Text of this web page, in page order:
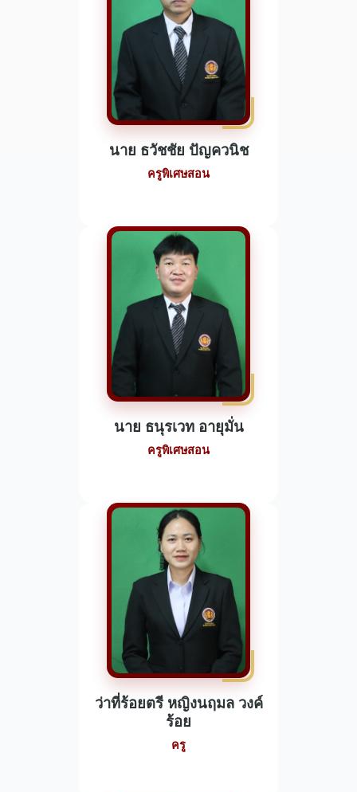
นาย ธวัชชัย ปัญควนิช
ครูพิเศษสอน
นาย ธนุรเวท อายุมั่น
ครูพิเศษสอน
ว่าที่ร้อยตรี หญิงนฤมล วงค์
ร้อย
ครู